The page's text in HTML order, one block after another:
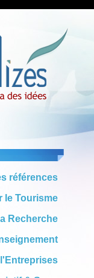
références
le Tourisme
Recherche